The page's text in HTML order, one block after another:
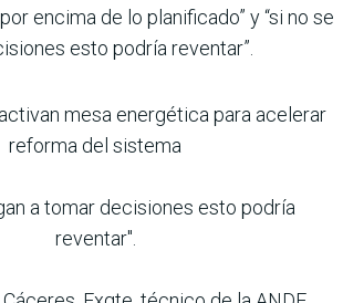
encima de lo planificado” y “si no se
esto podría reventar”.
mesa energética para acelerar
reforma del sistema
a tomar decisiones esto podría
reventar".